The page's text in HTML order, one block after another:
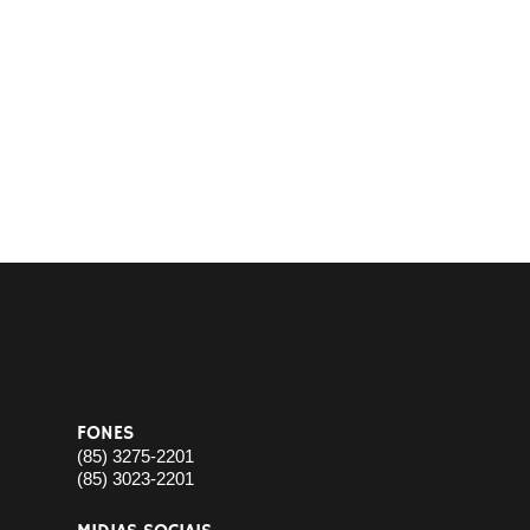
FONES
(85) 3275-2201
(85) 3023-2201